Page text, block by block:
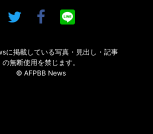
に掲載している写真・見出し・記事
の無断使用を禁じます。
© AFPBB News